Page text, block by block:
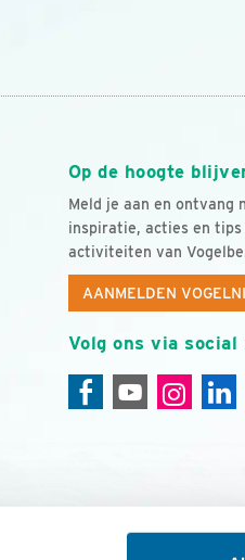
Op de hoogte
Meld je aan en ontvang
inspiratie, acties en tips
activiteiten van
AANMELDEN
Volg ons via social